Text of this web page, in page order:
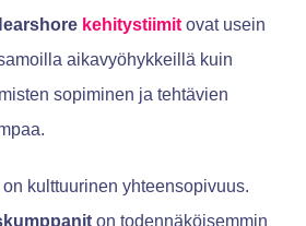
kehitystiimit ovat usein
aikavyöhykkeillä kuin
sopiminen ja tehtävien
kulttuurinen yhteensopivuus.
on todennäköisemmin